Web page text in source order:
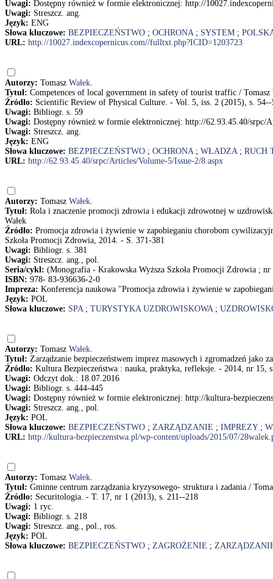
Uwagi: Dostępny również w formie elektronicznej: http://
Uwagi: Streszcz. ang.
Język: ENG
Słowa kluczowe: BEZPIECZEŃSTWO ; OCHRONA; SYSTEM ;
URL: http://10027.indexcopernicus.com//fulltxt.php?ICID=1203723
Autorzy: Tomasz Wałek.
Tytuł: Competences of local government in safety of tourist traffic / Tomasz
Źródło: Scientific Review of Physical Culture. - Vol. 5, iss. 2 (2015), s. 54--
Uwagi: Bibliogr. s. 59
Uwagi: Dostępny również w formie elektronicznej: http://62.93.45.40/srpc/
Uwagi: Streszcz. ang.
Język: ENG
Słowa kluczowe: BEZPIECZEŃSTWO ; OCHRONA; WŁADZA; RUCH
URL: http://62.93.45.40/srpc/Articles/Volume-5/Issue-2/8.aspx
Autorzy: Tomasz Wałek.
Tytuł: Rola i znaczenie promocji zdrowia i edukacji zdrowotnej w
Wałek
Źródło: Promocja zdrowia i żywienie w zapobieganiu chorobom
Szkoła Promocji Zdrowia, 2014. - S. 371-381
Uwagi: Bibliogr. s. 381
Uwagi: Streszcz. ang., pol.
Seria/cykl: (Monografia - Krakowska Wyższa Szkoła Promocji Zdrowia ; nr
ISBN: 978- 83-936636-2-0
Impreza: Konferencja naukowa "Promocja zdrowia i żywienie w
Język: POL
Słowa kluczowe: SPA; TURYSTYKA UZDROWISKOWA;
Autorzy: Tomasz Wałek.
Tytuł: Zarządzanie bezpieczeństwem imprez masowych i zgromadzeń jako
Źródło: Kultura Bezpieczeństwa : nauka, praktyka, refleksje. - 2014, nr 15,
Uwagi: Odczyt dok.: 18.07.2016
Uwagi: Bibliogr. s. 444-445
Uwagi: Dostępny również w formie elektronicznej: http://kultura-
Uwagi: Streszcz. ang., pol.
Język: POL
Słowa kluczowe: BEZPIECZEŃSTWO ; ZARZĄDZANIE ; IMPREZY;
URL: http://kultura-bezpieczenstwa.pl/wp-content/uploads/2015/07/
Autorzy: Tomasz Wałek.
Tytuł: Gminne centrum zarządzania kryzysowego- struktura i zadania /
Źródło: Securitologia. - T. 17, nr 1 (2013), s. 211--218
Uwagi: 1 ryc.
Uwagi: Bibliogr. s. 218
Uwagi: Streszcz. ang., pol., ros.
Język: POL
Słowa kluczowe: BEZPIECZEŃSTWO ; ZAGROŻENIE ;